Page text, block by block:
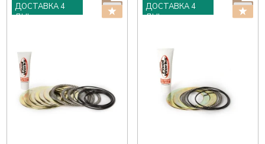
ДОСТАВКА 4
ДНІ
ДОСТАВКА 4
ДНІ